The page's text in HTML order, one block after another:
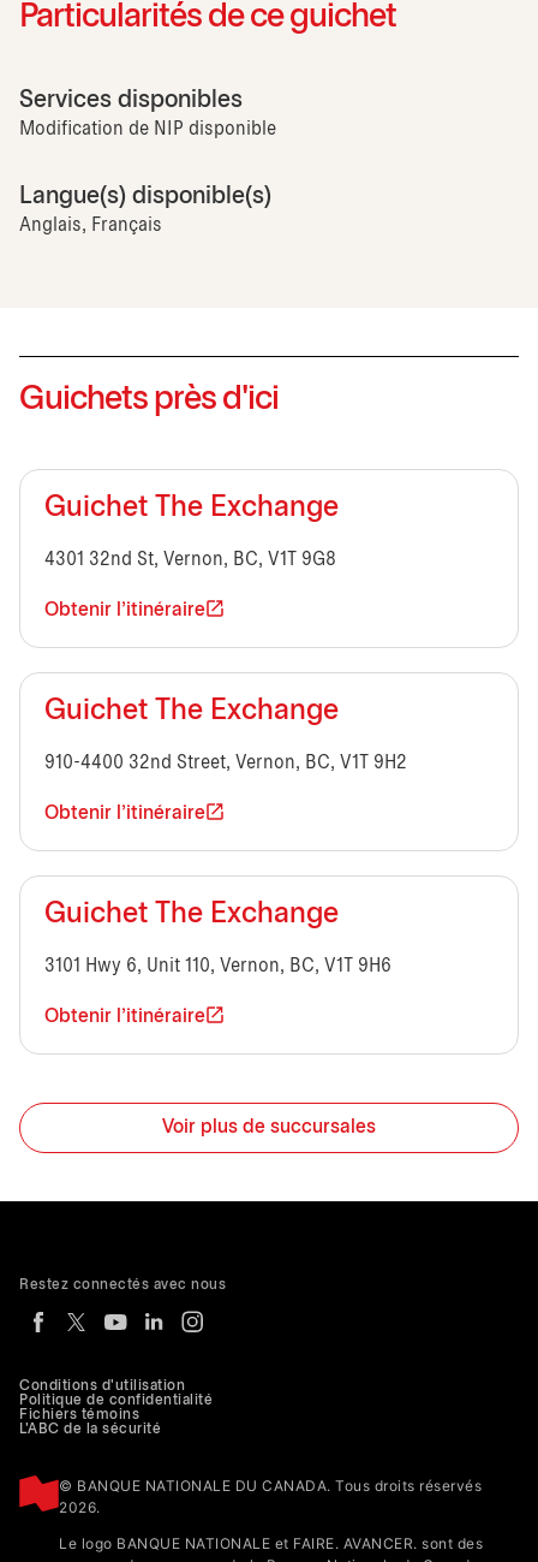
Particularités de ce guichet
Services disponibles
Modification de NIP disponible
Langue(s) disponible(s)
Anglais, Français
Guichets près d'ici
Guichet The Exchange
4301 32nd St, Vernon, BC, V1T 9G8
Obtenir l'itinéraire
Guichet The Exchange
910-4400 32nd Street, Vernon, BC, V1T 9H2
Obtenir l'itinéraire
Guichet The Exchange
3101 Hwy 6, Unit 110, Vernon, BC, V1T 9H6
Obtenir l'itinéraire
Voir plus de succursales
Conditions d'utilisation
Politique de confidentialité
Fichiers témoins
L'ABC de la sécurité
© BANQUE NATIONALE DU CANADA. Tous droits réservés
2026.
Le logo BANQUE NATIONALE et FAIRE. AVANCER. sont des
Restez connectés avec nous